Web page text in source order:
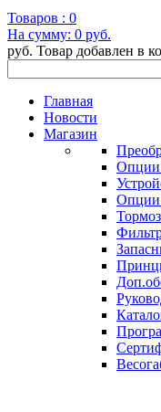
Товаров : 0
На сумму: 0 руб.
руб. Товар добавлен в
Главная
Новости
Магазин